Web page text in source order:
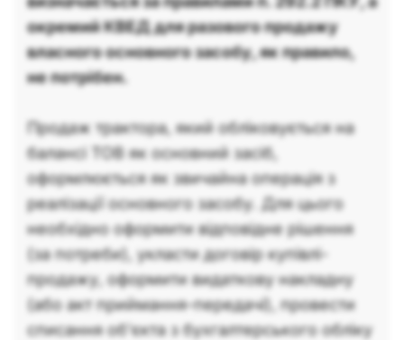
окремий КВЕД для разового продажу
власного основного засобу, як правило,
не потрібен.
Продаж трактора, який обліковується на
балансі ТОВ як основний засіб,
оформлюється як звичайна операція з
реалізації основного засобу. Для цього
необхідно оформити відповідне рішення
(за потреби), укласти договір купівлі-
продажу, оформити видаткову накладну
(або акт приймання-передачі), провести
списання об'єкта з бухгалтерського обліку